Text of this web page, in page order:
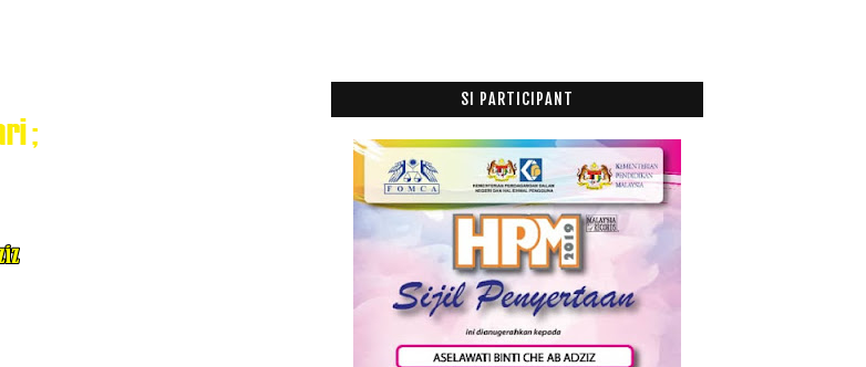
Cara Mengelak Alat Tulis Anda Tidak Hilang
Suramnya La Sheila Raya... hahaha
Baju Raya Online Shopee
Dashing 2 in 1 Face Body Wash: Smell Great, Anythi...
Peraduan Wefie Raya Jus Hidayah Gold oleh
Seraimas...
12 Hari Cuti Raya
Shopping Di Lazada
Exclusive Suede Foldable Travel Bag Sangat Mudah
Lailatul Qadar Makna dan Hikmah
SI PARTICIPANT